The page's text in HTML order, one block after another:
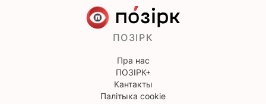
ПОЗІРК
Пра нас
ПОЗІРК+
Кантакты
Палітыка cookie